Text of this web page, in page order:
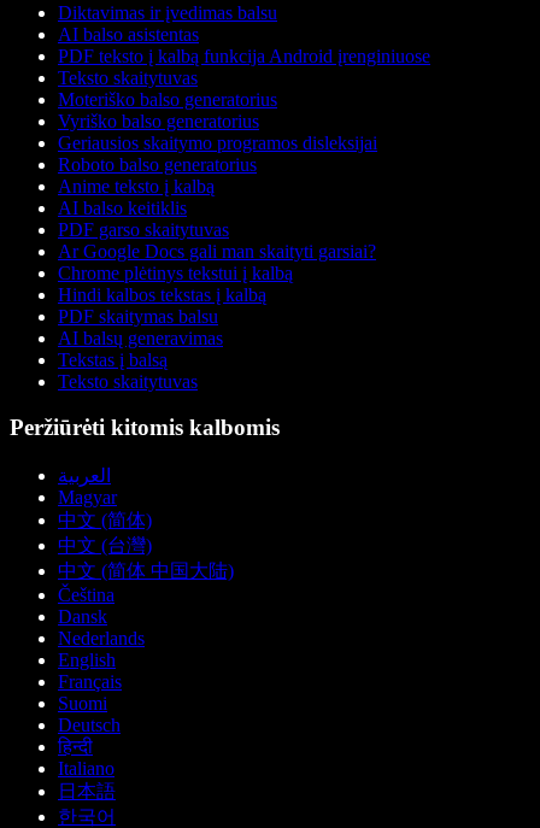
Diktavimas ir įvedimas balsu
AI balso asistentas
PDF teksto į kalbą funkcija Android įrenginiuose
Teksto skaitytuvas
Moteriško balso generatorius
Vyriško balso generatorius
Geriausios skaitymo programos disleksijai
Roboto balso generatorius
Anime teksto į kalbą
AI balso keitiklis
PDF garso skaitytuvas
Ar Google Docs gali man skaityti garsiai?
Chrome plėtinys tekstui į kalbą
Hindi kalbos tekstas į kalbą
PDF skaitymas balsu
AI balsų generavimas
Tekstas į balsą
Teksto skaitytuvas
Peržiūrėti kitomis kalbomis
العربية
Magyar
中文 (简体)
中文 (台灣)
中文 (简体 中国大陆)
Čeština
Dansk
Nederlands
English
Français
Suomi
Deutsch
हिन्दी
Italiano
日本語
한국어